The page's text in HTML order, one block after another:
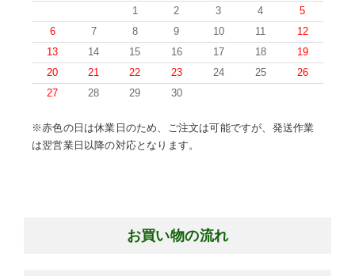
1
2 3 4
5
6
7 8 9 10 11
12
13
14 15 16 17 18
19
20
21 22 23 24 25
26
27
28 29 30
※赤色の日は休業日のため、ご注文は可能ですが、発送作業
は翌営業日以降の対応となります。
お買い物の流れ